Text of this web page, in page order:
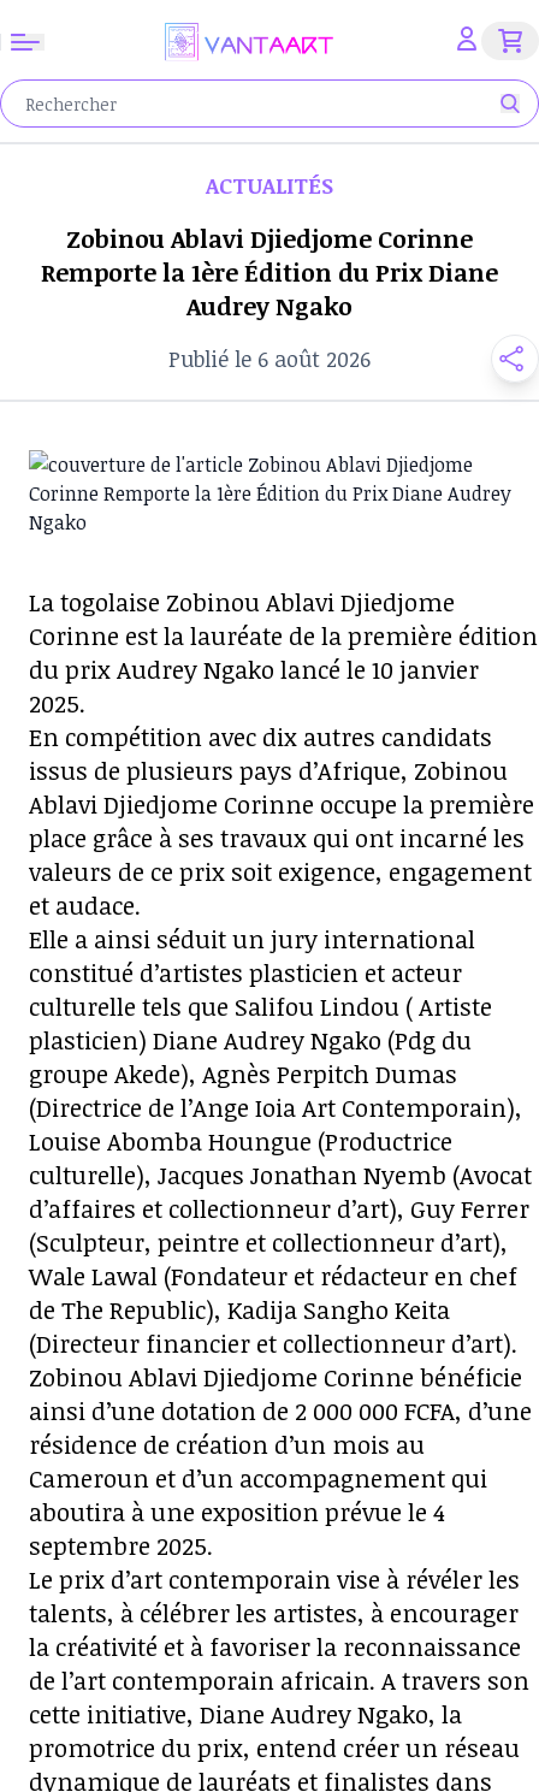
ACTUALITÉS
Zobinou Ablavi Djiedjome Corinne
Remporte la 1ère Édition du Prix Diane
Audrey Ngako
Publié le 6 août 2026
La togolaise Zobinou Ablavi Djiedjome
Corinne est la lauréate de la première édition
du prix Audrey Ngako lancé le 10 janvier
2025.
En compétition avec dix autres candidats
issus de plusieurs pays d’Afrique, Zobinou
Ablavi Djiedjome Corinne occupe la première
place grâce à ses travaux qui ont incarné les
valeurs de ce prix soit exigence, engagement
et audace.
Elle a ainsi séduit un jury international
constitué d’artistes plasticien et acteur
culturelle tels que Salifou Lindou ( Artiste
plasticien) Diane Audrey Ngako (Pdg du
groupe Akede), Agnès Perpitch Dumas
(Directrice de l’Ange Ioia Art Contemporain),
Louise Abomba Houngue (Productrice
culturelle), Jacques Jonathan Nyemb (Avocat
d’affaires et collectionneur d’art), Guy Ferrer
(Sculpteur, peintre et collectionneur d’art),
Wale Lawal (Fondateur et rédacteur en chef
de The Republic), Kadija Sangho Keita
(Directeur financier et collectionneur d’art).
Zobinou Ablavi Djiedjome Corinne bénéficie
ainsi d’une dotation de 2 000 000 FCFA, d’une
résidence de création d’un mois au
Cameroun et d’un accompagnement qui
aboutira à une exposition prévue le 4
septembre 2025.
Le prix d’art contemporain vise à révéler les
talents, à célébrer les artistes, à encourager
la créativité et à favoriser la reconnaissance
de l’art contemporain africain. A travers son
cette initiative, Diane Audrey Ngako, la
promotrice du prix, entend créer un réseau
dynamique de lauréats et finalistes dans